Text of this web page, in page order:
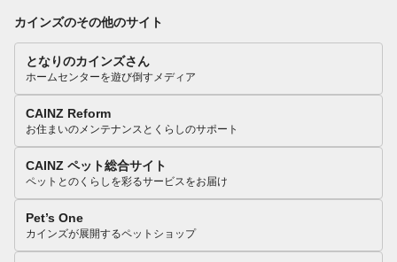
カインズのその他のサイト
となりのカインズさん
ホームセンターを遊び倒すメディア
CAINZ Reform
お住まいのメンテナンスとくらしのサポート
CAINZ ペット総合サイト
ペットとのくらしを彩るサービスをお届け
Pet’s One
カインズが展開するペットショップ